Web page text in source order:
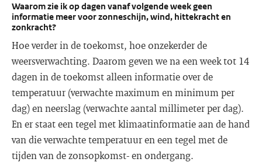
Waarom zie ik op dagen vanaf volgende week geen
informatie meer voor zonneschijn, wind, hittekracht en
zonkracht?
Hoe verder in de toekomst, hoe onzekerder de
weersverwachting. Daarom geven we na een week tot 14
dagen in de toekomst alleen informatie over de
temperatuur (verwachte maximum en minimum per
dag) en neerslag (verwachte aantal millimeter per dag).
En er staat een tegel met klimaatinformatie aan de hand
van die verwachte temperatuur en een tegel met de
tijden van de zonsopkomst- en ondergang.